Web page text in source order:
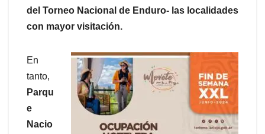
del Torneo Nacional de Enduro- las localidades
con mayor visitación.
En
tanto,
Parqu
e
Nacio